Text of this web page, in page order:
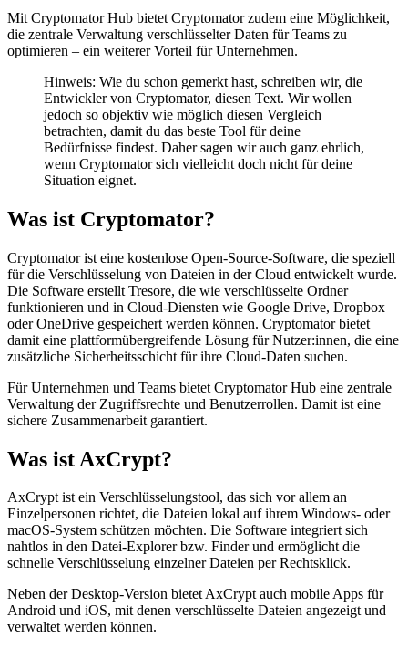
Mit Cryptomator Hub bietet Cryptomator zudem eine Möglichkeit,
die zentrale Verwaltung verschlüsselter Daten für Teams zu
optimieren – ein weiterer Vorteil für Unternehmen.
Hinweis: Wie du schon gemerkt hast, schreiben wir, die
Entwickler von Cryptomator, diesen Text. Wir wollen
jedoch so objektiv wie möglich diesen Vergleich
betrachten, damit du das beste Tool für deine
Bedürfnisse findest. Daher sagen wir auch ganz ehrlich,
wenn Cryptomator sich vielleicht doch nicht für deine
Situation eignet.
Was ist Cryptomator?
Cryptomator ist eine kostenlose Open-Source-Software, die speziell
für die Verschlüsselung von Dateien in der Cloud entwickelt wurde.
Die Software erstellt Tresore, die wie verschlüsselte Ordner
funktionieren und in Cloud-Diensten wie Google Drive, Dropbox
oder OneDrive gespeichert werden können. Cryptomator bietet
damit eine plattformübergreifende Lösung für Nutzer:innen, die eine
zusätzliche Sicherheitsschicht für ihre Cloud-Daten suchen.
Für Unternehmen und Teams bietet Cryptomator Hub eine zentrale
Verwaltung der Zugriffsrechte und Benutzerrollen. Damit ist eine
sichere Zusammenarbeit garantiert.
Was ist AxCrypt?
AxCrypt ist ein Verschlüsselungstool, das sich vor allem an
Einzelpersonen richtet, die Dateien lokal auf ihrem Windows- oder
macOS-System schützen möchten. Die Software integriert sich
nahtlos in den Datei-Explorer bzw. Finder und ermöglicht die
schnelle Verschlüsselung einzelner Dateien per Rechtsklick.
Neben der Desktop-Version bietet AxCrypt auch mobile Apps für
Android und iOS, mit denen verschlüsselte Dateien angezeigt und
verwaltet werden können.